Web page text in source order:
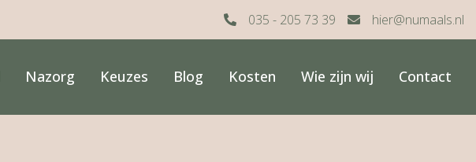
035 - 205 73 39 hier@numaals.nl
Nazorg Keuzes Blog Kosten Wie zijn wij Contact